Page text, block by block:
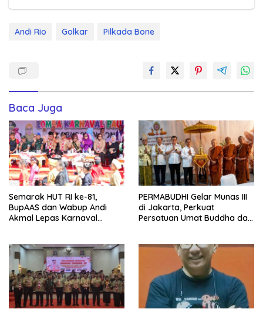
Andi Rio Golkar Pilkada Bone
Baca Juga
Semarak HUT RI ke-81,
BupAAS dan Wabup Andi
Akmal Lepas Karnaval
PERMABUDHI Gelar Munas III
di Jakarta, Perkuat
Persatuan Umat Buddha dan